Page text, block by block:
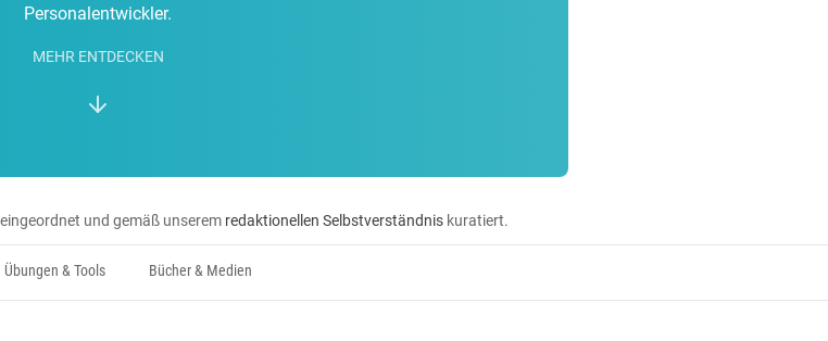
Personalentwickler.
MEHR ENTDECKEN
und gemäß unserem redaktionellen Selbstverständnis kuratiert.
Übungen & Tools Bücher & Medien